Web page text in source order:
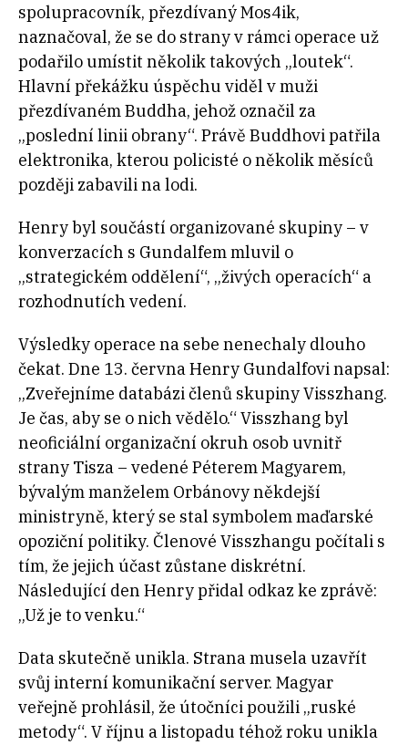
spolupracovník, přezdívaný Mos4ik,
naznačoval, že se do strany v rámci operace už
podařilo umístit několik takových „loutek“.
Hlavní překážku úspěchu viděl v muži
přezdívaném Buddha, jehož označil za
„poslední linii obrany“. Právě Buddhovi patřila
elektronika, kterou policisté o několik měsíců
později zabavili na lodi.
Henry byl součástí organizované skupiny – v
konverzacích s Gundalfem mluvil o
„strategickém oddělení“, „živých operacích“ a
rozhodnutích vedení.
Výsledky operace na sebe nenechaly dlouho
čekat. Dne 13. června Henry Gundalfovi napsal:
„Zveřejníme databázi členů skupiny Visszhang.
Je čas, aby se o nich vědělo.“ Visszhang byl
neoficiální organizační okruh osob uvnitř
strany Tisza – vedené Péterem Magyarem,
bývalým manželem Orbánovy někdejší
ministryně, který se stal symbolem maďarské
opoziční politiky. Členové Visszhangu počítali s
tím, že jejich účast zůstane diskrétní.
Následující den Henry přidal odkaz ke zprávě:
„Už je to venku.“
Data skutečně unikla. Strana musela uzavřít
svůj interní komunikační server. Magyar
veřejně prohlásil, že útočníci použili „ruské
metody“. V říjnu a listopadu téhož roku unikla